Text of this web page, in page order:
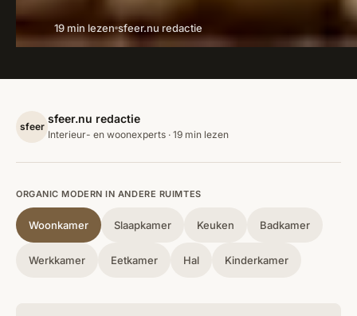
19 min lezen sfeer.nu redactie
sfeer
sfeer.nu redactie
Interieur- en woonexperts · 19 min lezen
ORGANIC MODERN IN ANDERE RUIMTES
Woonkamer Slaapkamer Keuken Badkamer
Werkkamer Eetkamer Hal Kinderkamer